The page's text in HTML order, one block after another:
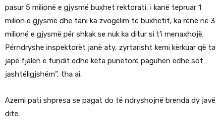
pasur 5 milionë e gjysmë buxhet rektorati, i kanë tepruar 1
milion e gjysmë dhe tani ka zvogëlim të buxhetit, ka rënë në 3
milionë e gjysmë për shkak se nuk ka ditur si t’i menaxhojë.
Përndryshe inspektorët janë aty, zyrtarisht kemi kërkuar që ta
japë fjalën e fundit edhe këta punëtorë paguhen edhe sot
jashtëligjshëm”, tha ai.
Azemi pati shpresa se pagat do të ndryshojnë brenda dy javë
dite.